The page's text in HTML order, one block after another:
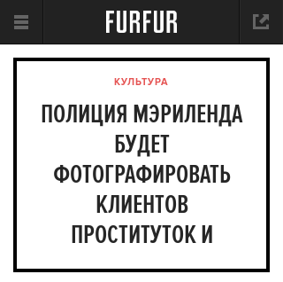
КУЛЬТУРА
ПОЛИЦИЯ МЭРИЛЕНДА
БУДЕТ
ФОТОГРАФИРОВАТЬ
КЛИЕНТОВ
ПРОСТИТУТОК И
ВЫКЛАДЫВАТЬ ФОТО В